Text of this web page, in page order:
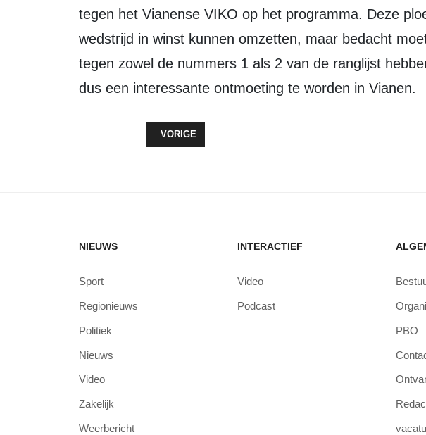
tegen het Vianense VIKO op het programma. Deze
wedstrijd in winst kunnen omzetten, maar bedacht
tegen zowel de nummers 1 als 2 van de ranglijst
dus een interessante ontmoeting te worden in Vianen.
VORIG ARTIKEL: NIPT VERLIES VOOR
VORIGE
NIEUWS
Sport
Regionieuws
Politiek
Nieuws
Video
Zakelijk
Weerbericht
INTERACTIEF
Video
Podcast
PBO